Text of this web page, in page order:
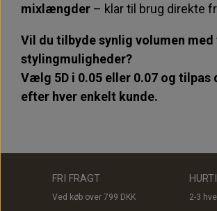
mixlængder – klar til brug direkte
Vil du tilbyde synlig volumen
stylingmuligheder?
Vælg 5D i 0.05 eller 0.07 og tilpas
efter hver enkelt kunde.
FRI FRAGT
Ved køb over 799 DKK 2-3